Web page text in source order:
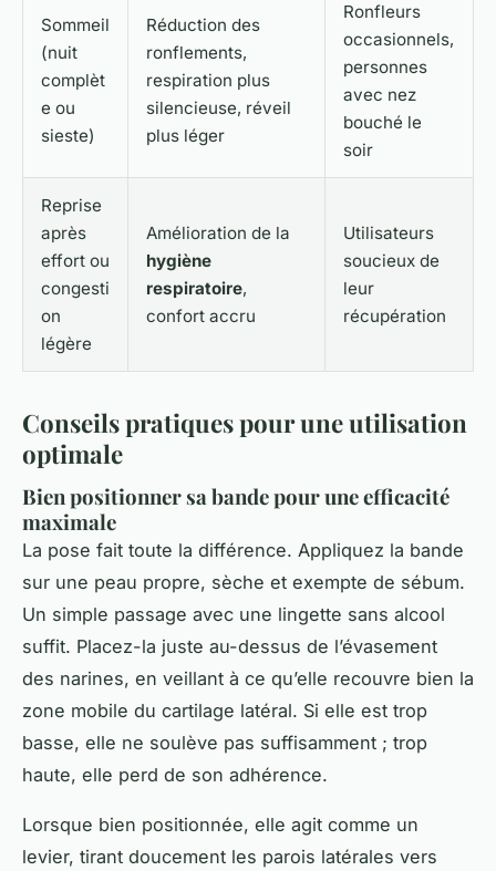
Sommeil
(nuit
complèt
e ou
sieste)
Réduction des
ronflements,
respiration plus
silencieuse, réveil
plus léger
Ronfleurs
occasionnels,
personnes
avec nez
bouché le
soir
Reprise
après
effort ou
congesti
on
légère
Amélioration de la
hygiène
respiratoire,
confort accru
Utilisateurs
soucieux de
leur
récupération
Conseils pratiques pour une utilisation
optimale
Bien positionner sa bande pour une efficacité
maximale
La pose fait toute la différence. Appliquez la bande
sur une peau propre, sèche et exempte de sébum.
Un simple passage avec une lingette sans alcool
suffit. Placez-la juste au-dessus de l’évasement
des narines, en veillant à ce qu’elle recouvre bien la
zone mobile du cartilage latéral. Si elle est trop
basse, elle ne soulève pas suffisamment ; trop
haute, elle perd de son adhérence.
Lorsque bien positionnée, elle agit comme un
levier, tirant doucement les parois latérales vers